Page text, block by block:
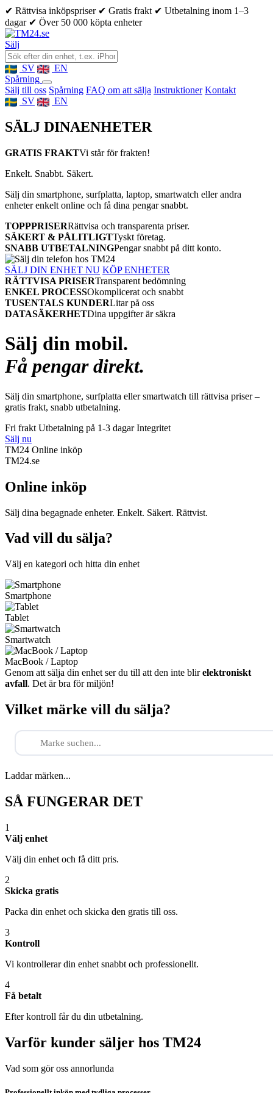
✔ Rättvisa inköpspriser ✔ Gratis frakt ✔ Utbetalning inom 1–3
dagar ✔ Över 50 000 köpta enheter
Sälj
SV
EN
Spårning
Sälj till oss Spårning FAQ om att sälja Instruktioner Kontakt
SV
EN
SÄLJ DINAENHETER
GRATIS FRAKTVi står för frakten!
Enkelt. Snabbt. Säkert.
Sälj din smartphone, surfplatta, laptop, smartwatch eller andra
enheter enkelt online och få dina pengar snabbt.
TOPPPRISERRättvisa och transparenta priser.
SÄKERT & PÅLITLIGTTyskt företag.
SNABB UTBETALNINGPengar snabbt på ditt konto.
SÄLJ DIN ENHET NU KÖP ENHETER
RÄTTVISA PRISERTransparent bedömning
ENKEL PROCESSOkomplicerat och snabbt
TUSENTALS KUNDERLitar på oss
DATASÄKERHETDina uppgifter är säkra
Sälj din mobil.
Få pengar direkt.
Sälj din smartphone, surfplatta eller smartwatch till rättvisa priser –
gratis frakt, snabb utbetalning.
Fri frakt Utbetalning på 1-3 dagar Integritet
Sälj nu
TM24 Online inköp
TM24.se
Online inköp
Sälj dina begagnade enheter. Enkelt. Säkert. Rättvist.
Vad vill du sälja?
Välj en kategori och hitta din enhet
Smartphone
Tablet
Smartwatch
MacBook / Laptop
Genom att sälja din enhet ser du till att den inte blirelektroniskt
avfall. Det är bra för miljön!
Vilket märke vill du sälja?
Laddar märken...
SÅ FUNGERAR DET
1
Välj enhet
Välj din enhet och få ditt pris.
2
Skicka gratis
Packa din enhet och skicka den gratis till oss.
3
Kontroll
Vi kontrollerar din enhet snabbt och professionellt.
4
Få betalt
Efter kontroll får du din utbetalning.
Varför kunder säljer hos TM24
Vad som gör oss annorlunda